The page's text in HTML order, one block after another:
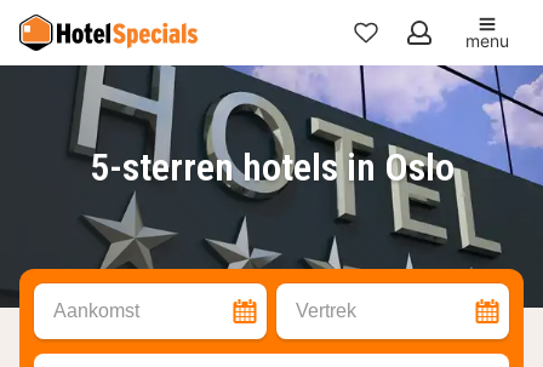
Mijn
favorieten
menu
5-sterren hotels in Oslo
Aankomst Vertrek